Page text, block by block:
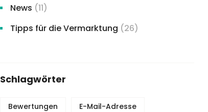
News (11)
Tipps für die Vermarktung (26)
Schlagwörter
Bewertungen E-Mail-Adresse